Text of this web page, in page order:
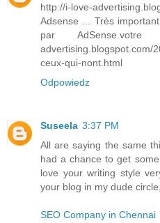
http://i-love-
Adsense ... Très
par
advertising.blogspot.com/
ceux-qui-nont.html
Odpowiedz
Suseela 3:37 PM
All are saying the same
had a chance to get
love your writing style
your blog in my dude
SEO Company in Chennai